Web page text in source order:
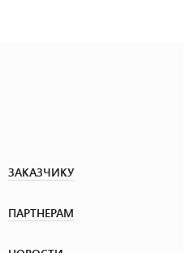
ЗАКАЗЧИКУ
ПАРТНЕРАМ